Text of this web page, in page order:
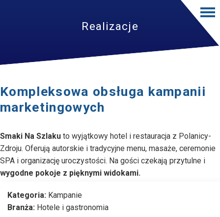
Realizacje
Kompleksowa obsługa kampanii
marketingowych
Smaki Na Szlaku to wyjątkowy hotel i restauracja z Polanicy-
Zdroju. Oferują autorskie i tradycyjne menu, masaże, ceremonie
SPA i organizację uroczystości. Na gości czekają przytulne i
wygodne pokoje z pięknymi widokami.
Kategoria: Kampanie
Branża: Hotele i gastronomia